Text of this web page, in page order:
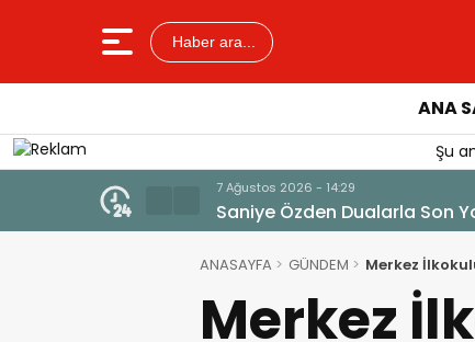
Haber ara...
ANA
Şu
7 Ağustos 2026 - 14:14
Tercih Döneminde Barınma
ANASAYFA GÜNDEM Merkez
Merkez